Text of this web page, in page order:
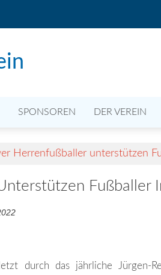
SPONSOREN DER VEREIN
Herrenfußballer unterstützen
Fußballer
durch das jährliche Jürgen-